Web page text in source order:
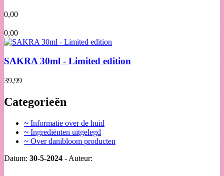
0,00
0,00
SAKRA 30ml - Limited edition
39,99
Categorieën
~ Informatie over de huid
~ Ingrediënten uitgelegd
~ Over danibloom producten
Datum: 30-5-2024 - Auteur: